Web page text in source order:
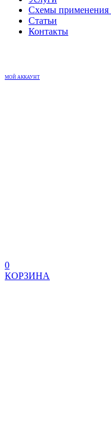
Схемы применения
Статьи
Контакты
МОЙ АККАУНТ
0
КОРЗИНА